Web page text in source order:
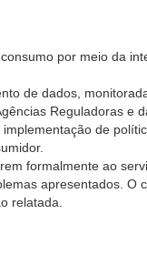
por meio da
de dados,
Reguladoras
de
formalmente ao
apresentados.
relatada.